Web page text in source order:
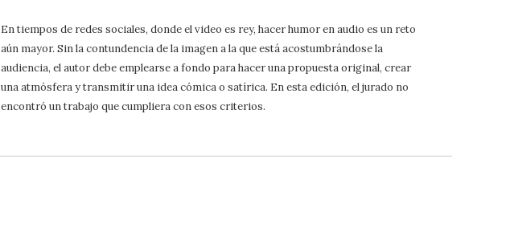
En tiempos de redes sociales, donde el video es rey, hacer humor en audio es un reto
aún mayor. Sin la contundencia de la imagen a la que está acostumbrándose la
audiencia, el autor debe emplearse a fondo para hacer una propuesta original, crear
una atmósfera y transmitir una idea cómica o satírica. En esta edición, el jurado no
encontró un trabajo que cumpliera con esos criterios.